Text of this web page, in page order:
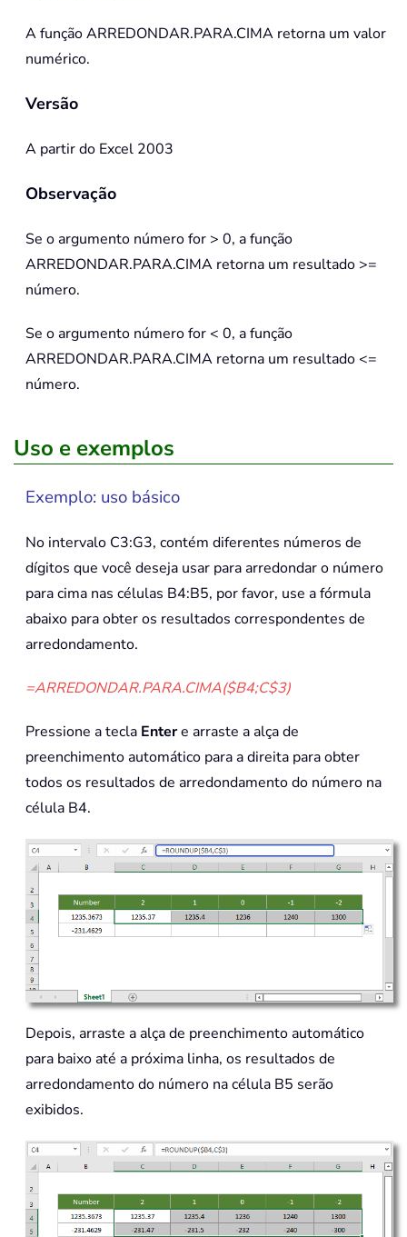
A funçãoARREDONDAR.PARA.CIMA retorna um valor
numérico.
Versão
A partir do Excel 2003
Observação
Se o argumento número for > 0, a função
ARREDONDAR.PARA.CIMA retorna um resultado >=
número.
Se o argumento número for < 0, a função
ARREDONDAR.PARA.CIMA retorna um resultado <=
número.
Uso e exemplos
Exemplo: uso básico
No intervalo C3:G3, contém diferentes números de
dígitos que você deseja usar para arredondar o número
para cima nas células B4:B5, por favor, use a fórmula
abaixo para obter os resultados correspondentes de
arredondamento.
=ARREDONDAR.PARA.CIMA($B4;C$3)
Pressione a tecla Entere arraste a alça de
preenchimento automático para a direita para obter
todos os resultados de arredondamento do número na
célula B4.
Depois, arraste a alça de preenchimento automático
para baixo até a próxima linha, os resultados de
arredondamento do número na célula B5 serão
exibidos.